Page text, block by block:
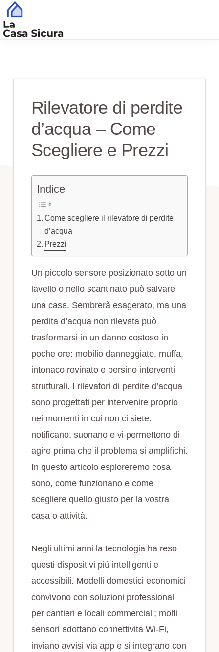
Skip
to
main
Skip
to
primary
che
Rilevatore di perdite
d’acqua – Come
Scegliere e Prezzi
Indice
Come scegliere il rilevatore di perdite
d’acqua
Prezzi
Un piccolo sensore posizionato sotto un
lavello o nello scantinato può salvare
una casa. Sembrerà esagerato, ma una
perdita d’acqua non rilevata può
trasformarsi in un danno costoso in
poche ore: mobilio danneggiato, muffa,
intonaco rovinato e persino interventi
strutturali. I rilevatori di perdite d’acqua
sono progettati per intervenire proprio
nei momenti in cui non ci siete:
notificano, suonano e vi permettono di
agire prima che il problema si amplifichi.
In questo articolo esploreremo cosa
sono, come funzionano e come
scegliere quello giusto per la vostra
casa o attività.
Negli ultimi anni la tecnologia ha reso
questi dispositivi più intelligenti e
accessibili. Modelli domestici economici
convivono con soluzioni professionali
per cantieri e locali commerciali; molti
sensori adottano connettività Wi‑Fi,
inviano avvisi via app e si integrano con